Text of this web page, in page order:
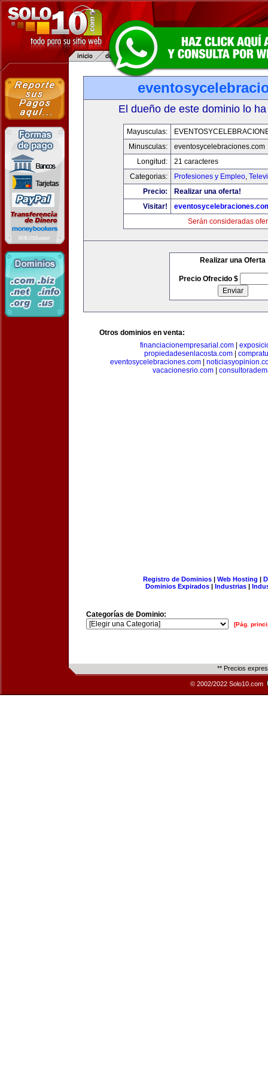
El dueño de este dominio lo
Mayusculas:
Minusculas:
eventosycelebraciones.com
Longitud:
21 caracteres
Categorias:
Profesiones y Empleo,
Precio:
Realizar una oferta!
Visitar!
Serán consideradas
Realizar una Oferta
Precio Ofrecido $
Otros dominios en venta:
financiacionempresarial.com
propiedadesenlacosta.com
eventosycelebraciones.com|
vacacionesrio.com
Registro de Dominios| Web Hosting |
Dominios Expirados | Industrias |
Categorías de Dominio:
[Pág.
** Precios
© 2002/2022 Solo10.com